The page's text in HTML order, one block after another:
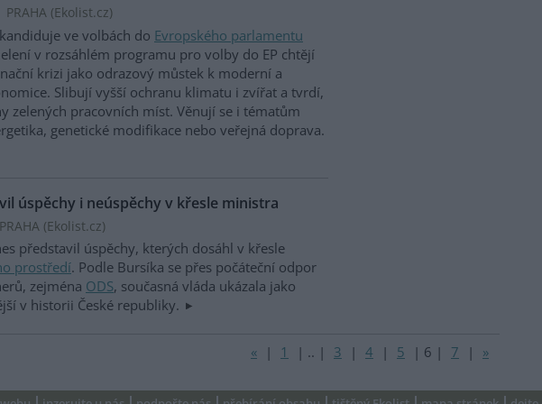
(Ekolist.cz)
kandiduje ve volbách do Evropského parlamentu
v rozsáhlém programu pro volby do EP chtějí
krizi jako odrazový můstek k moderní a
Slibují vyšší ochranu klimatu i zvířat a tvrdí,
zelených pracovních míst. Věnují se i tématům
genetické modifikace nebo veřejná doprava.
úspěchy i neúspěchy v křesle ministra
(Ekolist.cz)
představil úspěchy, kterých dosáhl v křesle
prostředí. Podle Bursíka se přes počáteční odpor
zejména ODS, současná vláda ukázala jako
v historii České republiky.
« | 1 | .. | 3 | 4 | 5 | 6 | 7 | »